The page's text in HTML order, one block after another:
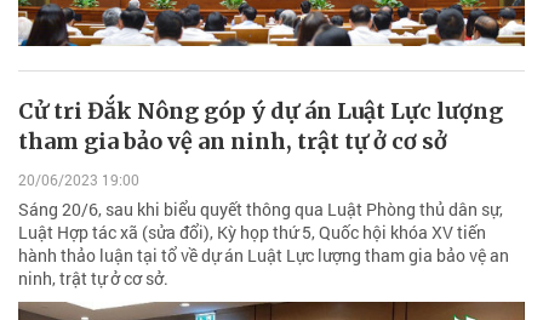
Cử tri Đắk Nông góp ý dự án Luật Lực lượng
tham gia bảo vệ an ninh, trật tự ở cơ sở
20/06/2023 19:00
Sáng 20/6, sau khi biểu quyết thông qua Luật Phòng thủ dân sự,
Luật Hợp tác xã (sửa đổi), Kỳ họp thứ 5, Quốc hội khóa XV tiến
hành thảo luận tại tổ về dự án Luật Lực lượng tham gia bảo vệ an
ninh, trật tự ở cơ sở.